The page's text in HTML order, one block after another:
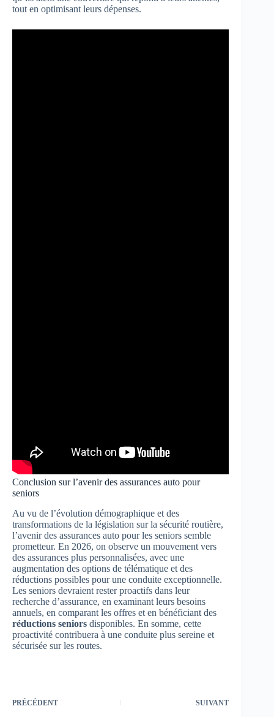
tout en optimisant leurs dépenses.
Conclusion sur l’avenir des assurances auto pour
seniors
Au vu de l’évolution démographique et des
transformations de la législation sur la sécurité routière,
l’avenir des assurances auto pour les seniors semble
prometteur. En 2026, on observe un mouvement vers
des assurances plus personnalisées, avec une
augmentation des options de télématique et des
réductions possibles pour une conduite exceptionnelle.
Les seniors devraient rester proactifs dans leur
recherche d’assurance, en examinant leurs besoins
annuels, en comparant les offres et en bénéficiant des
réductions seniors disponibles. En somme, cette
proactivité contribuera à une conduite plus sereine et
sécurisée sur les routes.
PRÉCÉDENT SUIVANT